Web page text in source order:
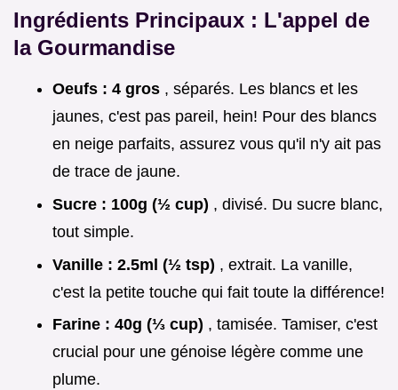
Ingrédients Principaux : L'appel de
la Gourmandise
Oeufs : 4 gros , séparés. Les blancs et les
jaunes, c'est pas pareil, hein! Pour des blancs
en neige parfaits, assurez vous qu'il n'y ait pas
de trace de jaune.
Sucre : 100g (½ cup) , divisé. Du sucre blanc,
tout simple.
Vanille : 2.5ml (½ tsp) , extrait. La vanille,
c'est la petite touche qui fait toute la différence!
Farine : 40g (⅓ cup) , tamisée. Tamiser, c'est
crucial pour une génoise légère comme une
plume.